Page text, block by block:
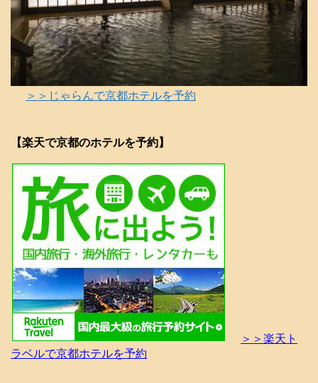
＞＞じゃらんで京都ホテルを予約
【楽天で京都のホテルを予約】
＞＞楽天ト
ラベルで京都ホテルを予約